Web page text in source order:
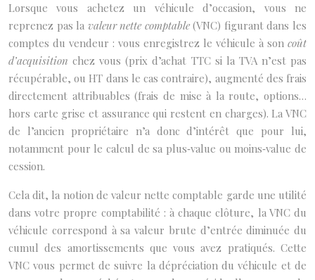
Lorsque vous achetez un véhicule d’occasion, vous ne
reprenez pas la valeur nette comptable(VNC) figurant dans les
comptes du vendeur : vous enregistrez le véhicule à son coût
d’acquisition chez vous (prix d’achat TTC si la TVA n’est pas
récupérable, ou HT dans le cas contraire), augmenté des frais
directement attribuables (frais de mise à la route, options…
hors carte grise et assurance qui restent en charges). La VNC
de l’ancien propriétaire n’a donc d’intérêt que pour lui,
notamment pour le calcul de sa plus‑value ou moins‑value de
cession.
Cela dit, la notion de valeur nette comptable garde une utilité
dans votre propre comptabilité : à chaque clôture, la VNC du
véhicule correspond à sa valeur brute d’entrée diminuée du
cumul des amortissements que vous avez pratiqués. Cette
VNC vous permet de suivre la dépréciation du véhicule et de